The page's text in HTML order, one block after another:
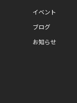
イベント
ブログ
お知らせ